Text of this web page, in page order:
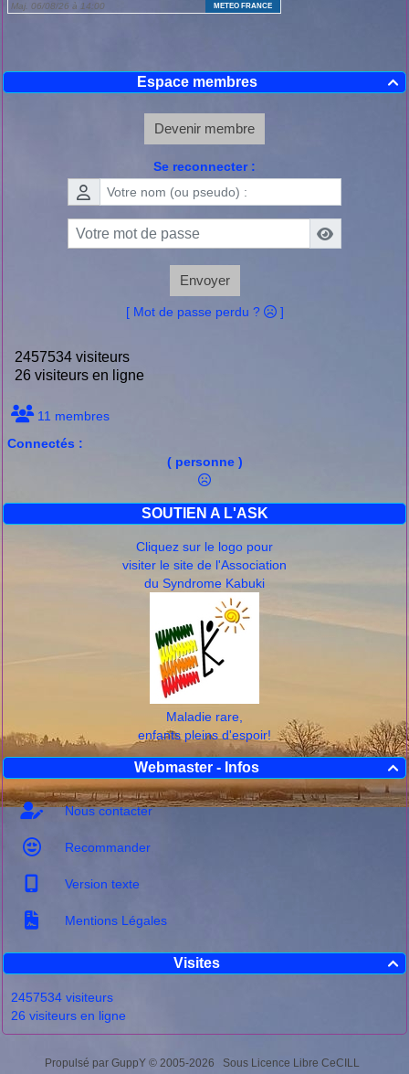

Espace membres
Devenir membre
Se reconnecter :
Envoyer
[ Mot de passe perdu ? ]
2457534 visiteurs
26 visiteurs en ligne
11 membres
Connectés :
( personne )
SOUTIEN A L'ASK
Cliquez sur le logo pour
visiter le site de l'Association
du Syndrome Kabuki
Maladie rare,
enfants pleins d'espoir!

Webmaster - Infos
Nous contacter
Recommander
Version texte
Mentions Légales

Visites
2457534 visiteurs
26 visiteurs en ligne
Propulsé par GuppY © 2005-2026 Sous Licence Libre CeCILL